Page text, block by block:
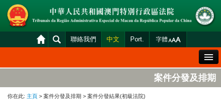
聯絡我們 中文 Port. 字體
法院概況
案件分發及排期
你在此: 主頁 > 案件分發及排期 > 案件分發結果(初級法院)